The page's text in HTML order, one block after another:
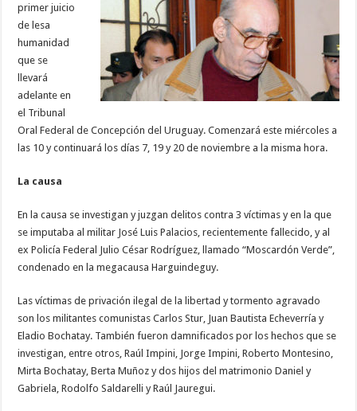
primer juicio
de lesa
humanidad
que se
llevará
adelante en
el Tribunal
Oral Federal de Concepción del Uruguay. Comenzará este miércoles a
las 10 y continuará los días 7, 19 y 20 de noviembre a la misma hora.
La causa
En la causa se investigan y juzgan delitos contra 3 víctimas y en la que
se imputaba al militar José Luis Palacios, recientemente fallecido, y al
ex Policía Federal Julio César Rodríguez, llamado “Moscardón Verde”,
condenado en la megacausa Harguindeguy.
Las víctimas de privación ilegal de la libertad y tormento agravado
son los militantes comunistas Carlos Stur, Juan Bautista Echeverría y
Eladio Bochatay. También fueron damnificados por los hechos que se
investigan, entre otros, Raúl Impini, Jorge Impini, Roberto Montesino,
Mirta Bochatay, Berta Muñoz y dos hijos del matrimonio Daniel y
Gabriela, Rodolfo Saldarelli y Raúl Jauregui.